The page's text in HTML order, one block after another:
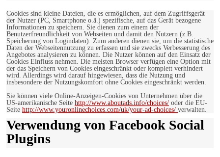
Cookies sind kleine Dateien, die es ermöglichen, auf dem Zugriffsgerät
der Nutzer (PC, Smartphone o.ä.) spezifische, auf das Gerät bezogene
Informationen zu speichern. Sie dienen zum einem der
Benutzerfreundlichkeit von Webseiten und damit den Nutzern (z.B.
Speicherung von Logindaten). Zum anderen dienen sie, um die statistische
Daten der Webseitennutzung zu erfassen und sie zwecks Verbesserung des
Angebotes analysieren zu können. Die Nutzer können auf den Einsatz der
Cookies Einfluss nehmen. Die meisten Browser verfügen eine Option mit
der das Speichern von Cookies eingeschränkt oder komplett verhindert
wird. Allerdings wird darauf hingewiesen, dass die Nutzung und
insbesondere der Nutzungskomfort ohne Cookies eingeschränkt werden.
Sie können viele Online-Anzeigen-Cookies von Unternehmen über die
US-amerikanische Seite http://www.aboutads.info/choices/ oder die EU-
Seite http://www.youronlinechoices.com/uk/your-ad-choices/ verwalten.
Verwendung von Facebook Social
Plugins